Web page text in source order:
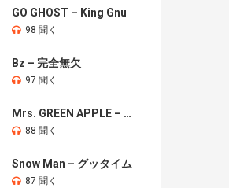
GO GHOST – King Gnu
98 聞く
Bz – 完全無欠
97 聞く
Mrs. GREEN APPLE – Brand New
88 聞く
Snow Man – グッタイム
87 聞く